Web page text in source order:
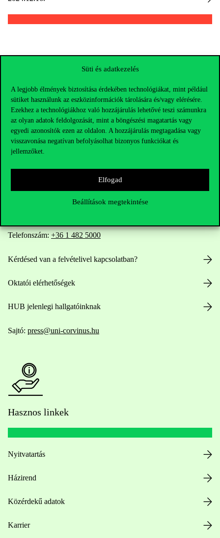
Süti és adatkezelés
A legjobb élmények biztosítása érdekében technológiákat, mint például
sütiket használunk az eszközinformációk tárolására és/vagy elérésére.
Ezekhez a technológiákhoz való hozzájárulás lehetővé teszi számunkra
az olyan adatok feldolgozását, mint a böngészési magatartás vagy
egyedi azonosítók ezen az oldalon. A hozzájárulás megtagadása vagy
visszavonása negatívan befolyásolhat bizonyos funkciókat és
jellemzőket.
Elfogad
Beállítások megtekintése
Elérhetőségek
Telefonszám: +36 1 482 5000
Kérdésed van a felvételivel kapcsolatban?
Oktatói elérhetőségek
HUB jelenlegi hallgatóinknak
Sajtó: press@uni-corvinus.hu
Hasznos linkek
Nyitvatartás
Házirend
Közérdekű adatok
Karrier